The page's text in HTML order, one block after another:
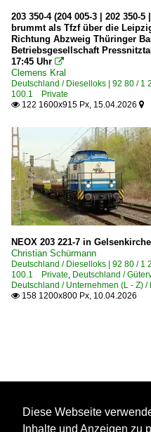
203 350-4 (204 005-3 | 202 350-5
brummt als Tfzf über die
Richtung Abzweig Thüringer
Betriebsgesellschaft
17:45 Uhr 
Clemens Kral
Deutschland / Dieselloks | 92 80
100.1 Private
 122 1600x915 Px, 15.04.2026 
NEOX 203 221-7 in
Christian Schürmann
Deutschland / Dieselloks | 92 80
100.1 Private, Deutschland /
Deutschland / Unternehmen (L - Z)
 158 1200x800 Px, 10.04.2026
Diese Webseite
Inhalte und Anzeigen zu